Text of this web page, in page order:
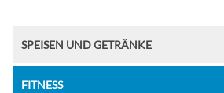
SPEISEN UND GETRÄNKE
FITNESS